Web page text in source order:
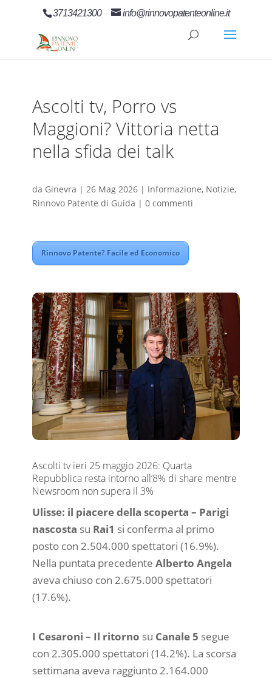
3713421300 info@rinnovopatenteonline.it
Ascolti tv, Porro vs
Maggioni? Vittoria netta
nella sfida dei talk
da Ginevra | 26 Mag 2026| Informazione, Notizie,
Rinnovo Patente di Guida | 0 commenti
Rinnovo Patente? Facile ed Economico
Ascolti tv ieri 25 maggio 2026: Quarta
Repubblica resta intorno all’8% di share mentre
Newsroom non supera il 3%
Ulisse: il piacere della scoperta – Parigi
nascosta su Rai1 si conferma al primo
posto con 2.504.000 spettatori (16.9%).
Nella puntata precedente Alberto Angela
aveva chiuso con 2.675.000 spettatori
(17.6%).
I Cesaroni – Il ritorno su Canale 5 segue
con 2.305.000 spettatori (14.2%). La scorsa
settimana aveva raggiunto 2.164.000